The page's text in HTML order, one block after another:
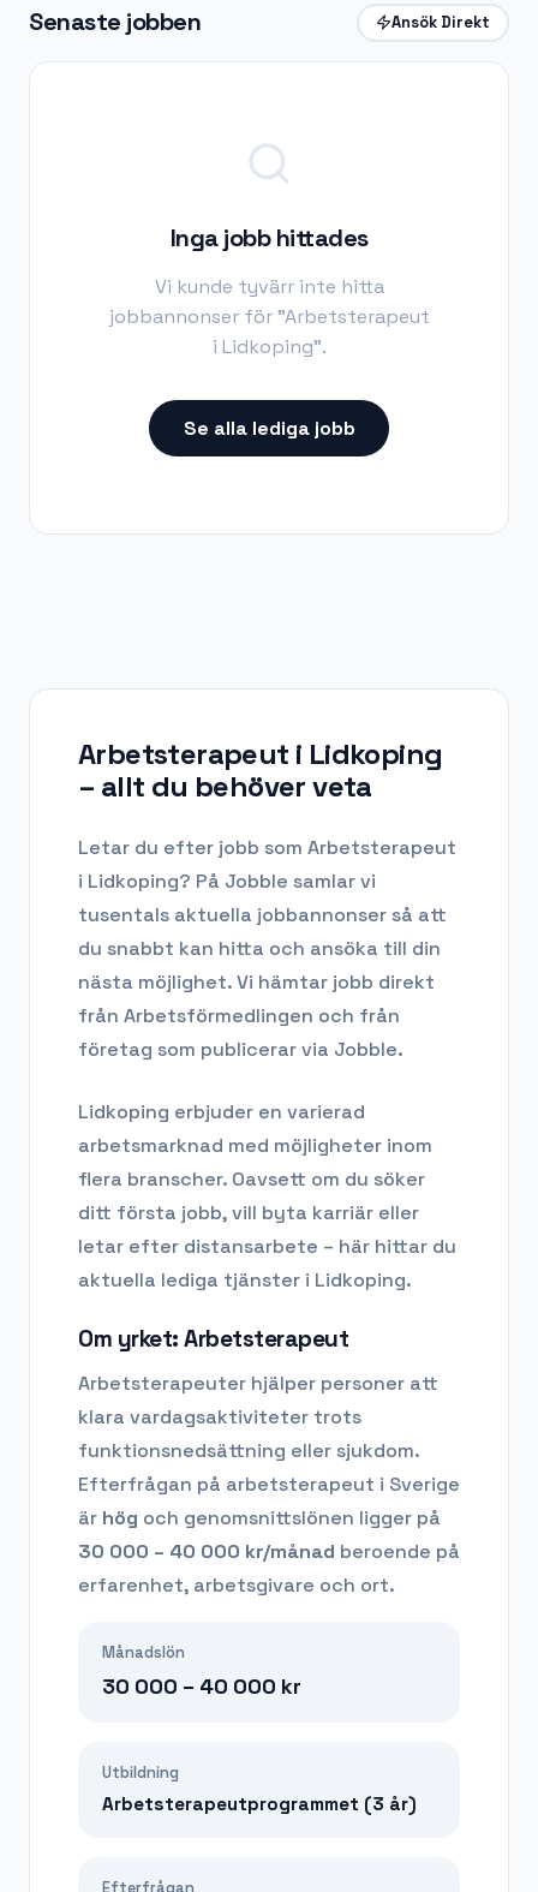
Senaste jobben Ansök Direkt
Inga jobb hittades
Vi kunde tyvärr inte hitta
jobbannonser för "Arbetsterapeut
i Lidkoping".
Se alla lediga jobb
Arbetsterapeut i Lidkoping
– allt du behöver veta
Letar du efter jobb som Arbetsterapeut
i Lidkoping? På Jobble samlar vi
tusentals aktuella jobbannonser så att
du snabbt kan hitta och ansöka till din
nästa möjlighet. Vi hämtar jobb direkt
från Arbetsförmedlingen och från
företag som publicerar via Jobble.
Lidkoping erbjuder en varierad
arbetsmarknad med möjligheter inom
flera branscher. Oavsett om du söker
ditt första jobb, vill byta karriär eller
letar efter distansarbete – här hittar du
aktuella lediga tjänster i Lidkoping.
Om yrket:Arbetsterapeut
Arbetsterapeuter hjälper personer att
klara vardagsaktiviteter trots
funktionsnedsättning eller sjukdom.
Efterfrågan på arbetsterapeut i Sverige
är hög och genomsnittslönen ligger på
30 000 – 40 000 kr/månad beroende på
erfarenhet, arbetsgivare och ort.
Månadslön
30 000 – 40 000 kr
Utbildning
Arbetsterapeutprogrammet (3 år)